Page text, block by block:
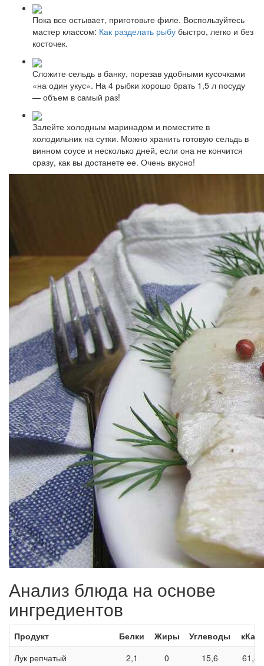
Пока все остывает, приготовьте филе. Воспользуйтесь
мастер классом: Как разделать рыбу быстро, легко и без
косточек.
Сложите сельдь в банку, порезав удобными кусочками
«на один укус». На 4 рыбки хорошо брать 1,5 л посуду
— объем в самый раз!
Залейте холодным маринадом и поместите в
холодильник на сутки. Можно хранить готовую сельдь в
винном соусе и несколько дней, если она не кончится
сразу, как вы достанете ее. Очень вкусно!
Анализ блюда на основе
ингредиентов
Продукт Белки Жиры Углеводы
кКал
Лук репчатый
2,1 0 15,6
61,5